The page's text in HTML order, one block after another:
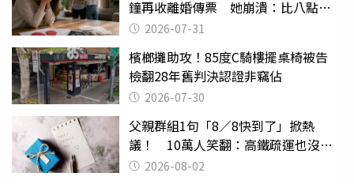
鐘再收離婚傳票 她崩潰：比八點檔
還扯2026-07-31
檳榔攤助攻！85度C騎樓擺桌椅被告
檢翻28年舊判決認證非竊佔
2026-07-30
父親群組1句「8／8快到了」掀熱
議！ 10萬人笑翻：高鐵疏運也沒列
父親節
2026-08-02